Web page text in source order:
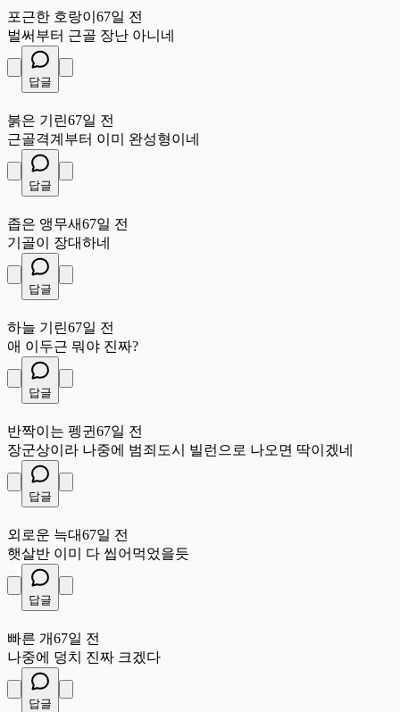
포근한 호랑이 67일 전
벌써부터 근골 장난 아니네
답글
붉은 기린67일 전
근골격계부터 이미 완성형이네
답글
좁은 앵무새67일 전
기골이 장대하네
답글
하늘 기린67일 전
애 이두근 뭐야 진짜?
답글
반짝이는 펭귄 67일 전
장군상이라 나중에 범죄도시 빌런으로 나오면 딱이겠네
답글
외로운 늑대67일 전
햇살반 이미 다 씹어먹었을듯
답글
빠른 개67일 전
나중에 덩치 진짜 크겠다
답글